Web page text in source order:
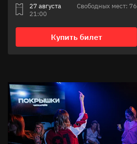
27 августа
21:00
Свободных мест: 76
Купить билет